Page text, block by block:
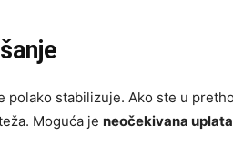
polako stabilizuje. Ako ste u
Moguća je neočekivana